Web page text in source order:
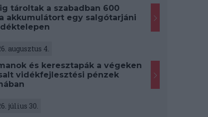
tároltak a szabadban 600
akkumulátort egy salgótarjáni
augusztus 4.
és keresztapák a végeken
vidékfejlesztési pénzek
július 30.